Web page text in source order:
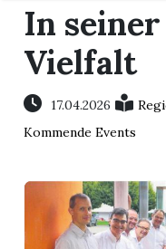
Immobilien
Veranstaltungen
Paper
In
Vielfalt
17.04.2026
Kommende Events